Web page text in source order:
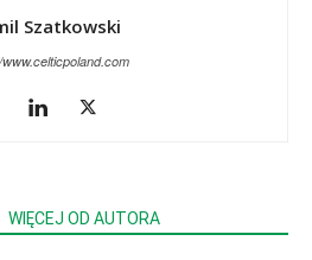
Szatkowski
WIĘCEJ OD AUTORA